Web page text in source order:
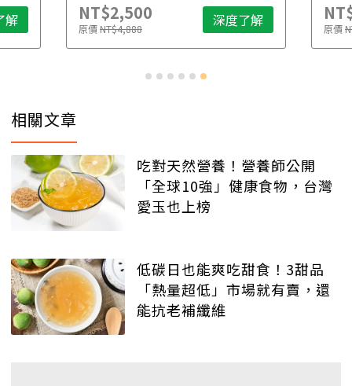
解 NT$2,500
原價NT$4,888 深度了解 原價
相關文章
吃對天然營養！營養師公開
「全球10強」健康食物，台灣
愛玉也上榜
低碳日也能爽吃甜食！3甜品
「熱量超低」市場就有賣，還
能抗老補纖維